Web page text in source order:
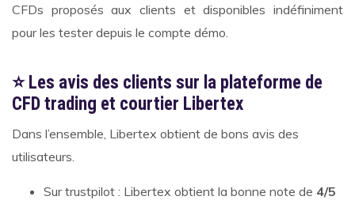
CFDs proposés aux clients et disponibles indéfiniment
pour les tester depuis le compte démo.
⭐ Les avis des clients sur la plateforme de
CFD trading et courtier Libertex
Dans l’ensemble, Libertex obtient de bons avis des
utilisateurs.
Sur trustpilot : Libertex obtient la bonne note de 4/5